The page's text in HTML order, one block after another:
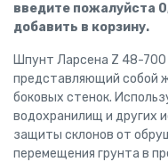
введите пожалуйста
добавить в корзину.
Шпунт Ларсена Z 48-
представляющий собой
боковых стенок.
водохранилищ и других
защиты склонов от
перемещения грунта в